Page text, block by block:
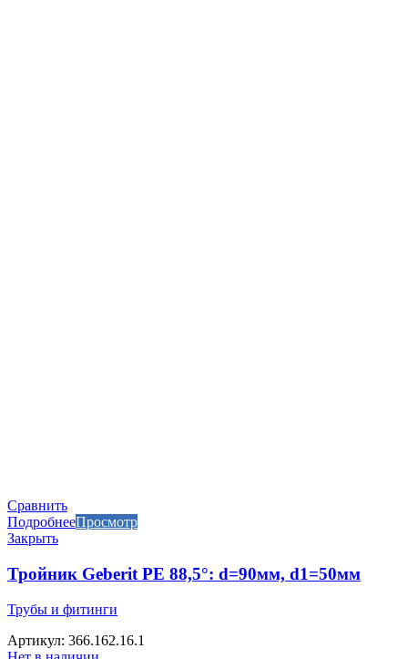
Сравнить
ПодробнееПросмотр
Закрыть
Тройник Geberit PE 88,5°: d=90мм, d1=50мм
Трубы и фитинги
Артикул: 366.162.16.1